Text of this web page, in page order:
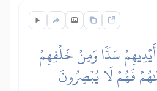
سَدّٗا وَمِنۡ خَلۡفِهِمۡ
فَهُمۡ لَا يُبۡصِرُونَ